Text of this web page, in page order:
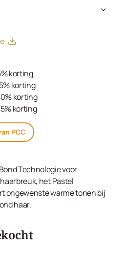
Toluene-2,5-Diamine Sulfate,
Sulfate, Resorcinol,
(Fragrance), Ethanolamine,
1,3-Bis-(2,4-Diaminophenoxy)
12 Dimethicone, Ascorbic Acid,
Sodium Sulfate,
Chloride, Linoleamidopropyl
Propylene Glycol
korting
korting
korting
korting
PCC
Technologie voor
het Pastel
ongewenste warme tonen bij
haar.